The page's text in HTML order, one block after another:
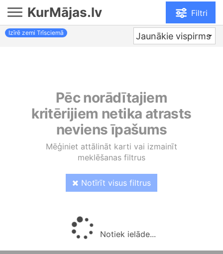
KurMājas.lv Filtri
Izīrē zemi Trīsciemā Jaunākie vispirms
Pēc norādītajiem
kritērijiem netika atrasts
neviens īpašums
Mēģiniet attālināt karti vai izmainīt
meklēšanas filtrus
Notīrīt visus filtrus
Notiek ielāde...